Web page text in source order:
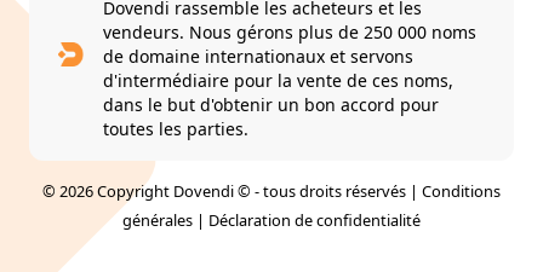
Dovendi rassemble les acheteurs et les
vendeurs. Nous gérons plus de 250 000 noms
de domaine internationaux et servons
d'intermédiaire pour la vente de ces noms,
dans le but d'obtenir un bon accord pour
toutes les parties.
© 2026 Copyright Dovendi © - tous droits réservés | Conditions
générales | Déclaration de confidentialité